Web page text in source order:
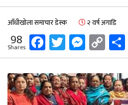
आँधीखोला समाचार डेस्क २ वर्ष अगाडि
98
Shares Facebook
TwitterCopy